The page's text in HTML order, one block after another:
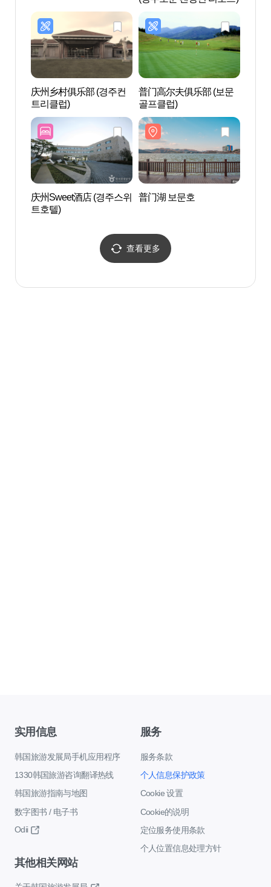
庆州乡村俱乐部 (경주컨
트리클럽)
普门高尔夫俱乐部 (보문
골프클럽)
庆州Sweet酒店 (경주스위
트호텔)
普门湖 보문호
查看更多
实用信息
韩国旅游发展局手机应用程序
1330韩国旅游咨询翻译热线
韩国旅游指南与地图
数字图书 / 电子书
Odii
服务
服务条款
个人信息保护政策
Cookie 设置
Cookie的说明
定位服务使用条款
个人位置信息处理方针
其他相关网站